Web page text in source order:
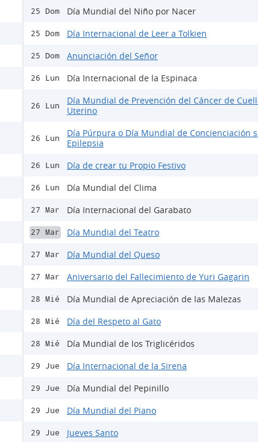
25 Dom Día Mundial del Niño por Nacer
25 Dom Día Internacional de Leer a Tolkien
25 Dom Anunciación del Señor
26 Lun Día Internacional de la Espinaca
26 Lun
Día Mundial de Prevención del Cáncer de
Uterino
26 Lun
Día Púrpura o Día Mundial de Concienciación
Epilepsia
26 Lun Día de crear tu Propio Festivo
26 Lun Día Mundial del Clima
27 Mar Día Internacional del Garabato
27 Mar Día Mundial del Teatro
27 Mar Día Mundial del Queso
27 Mar Aniversario del Fallecimiento de Yuri Gagarin
28 Mié Día Mundial de Apreciación de las Malezas
28 Mié Día del Respeto al Gato
28 Mié Día Mundial de los Triglicéridos
29 Jue Día Internacional de la Sirena
29 Jue Día Mundial del Pepinillo
29 Jue Día Mundial del Piano
29 Jue Jueves Santo